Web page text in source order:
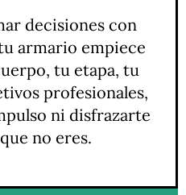
decisiones con
armario empiece
tu etapa, tu
profesionales,
ni disfrazarte
no eres.